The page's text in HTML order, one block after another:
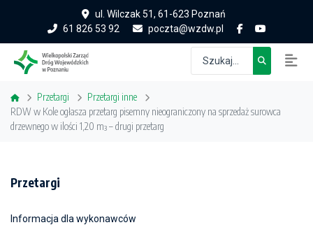
ul. Wilczak 51, 61-623 Poznań
61 826 53 92
poczta@wzdw.pl
Przetargi
Przetargi inne
RDW w Kole ogłasza przetarg pisemny nieograniczony na sprzedaż surowca
drzewnego w ilości 1,20 m³ – drugi przetarg
Przetargi
Informacja dla wykonawców